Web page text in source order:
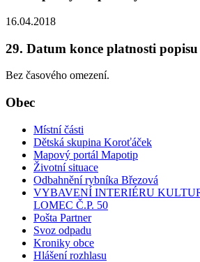
16.04.2018
29. Datum konce platnosti popisu
Bez časového omezení.
Obec
Místní části
Dětská skupina Koroťáček
Mapový portál Mapotip
Životní situace
Odbahnění rybníka Březová
VYBAVENÍ INTERIÉRU
LOMEC Č.P. 50
Pošta Partner
Svoz odpadu
Kroniky obce
Hlášení rozhlasu